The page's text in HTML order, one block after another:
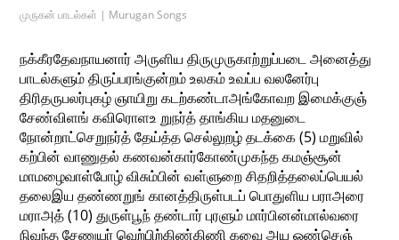
முருகன் பாடல்கள் | Murugan Songs
நக்கீரதேவநாயனார் அருளிய திருமுருகாற்றுப்படை அனைத்து
பாடல்களும் திருப்பரங்குன்றம் உலகம் உவப்ப வலனேர்பு
திரிதருபலர்புகழ் ஞாயிறு கடற்கண்டாஅங்கோவற இமைக்குஞ்
சேண்விளங் கவிரொளஉ றுநர்த் தாங்கிய மதனுடை
நோன்றாட்செறுநர்த் தேய்த்த செல்லுறழ் தடக்கை (5) மறுவில்
கற்பின் வாணுதல் கணவன்கார்கோண்முகந்த கமஞ்சூன்
மாமழைவாள்போழ் விசும்பின் வள்ளுறை சிதறித்தலைப்பெயல்
தலைஇய தண்ணறுங் கானத்திருள்படப் பொதுளிய பராஅரை
மராஅத் (10) துருள்பூந் தண்டார் புரளும் மார்பினன்மால்வரை
நிவந்த சேணுயர் வெற்பிற்கிண்கிணி கவை அய ஒண்செஞ்